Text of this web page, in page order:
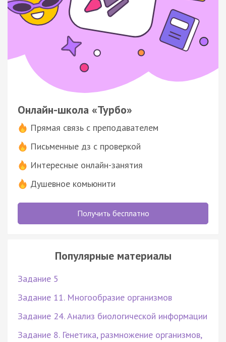
Онлайн-школа «Турбо»
Прямая связь с преподавателем
Письменные дз с проверкой
Интересные онлайн-занятия
Душевное комьюнити
Получить бесплатно
Популярные материалы
Задание 5
Задание 11. Многообразие организмов
Задание 24. Анализ биологической информации
Задание 8. Генетика, размножение организмов,